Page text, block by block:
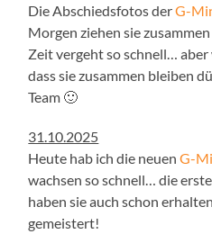
Die Abschiedsfotos derG-
Morgen ziehen sie
Zeit vergeht so schnell… aber
dass sie zusammen bleiben
Team 🙂
31.10.2025
Heute hab ich die neuenG-
wachsen so schnell… die
haben sie auch schon
gemeistert!